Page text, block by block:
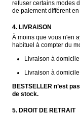
refuser certains modes
de paiement différent
4. LIVRAISON
À moins que vous n'en
habituel à compter du
Livraison à
Livraison à
BESTSELLER n’est
de stock.
5. DROIT DE RETRAIT